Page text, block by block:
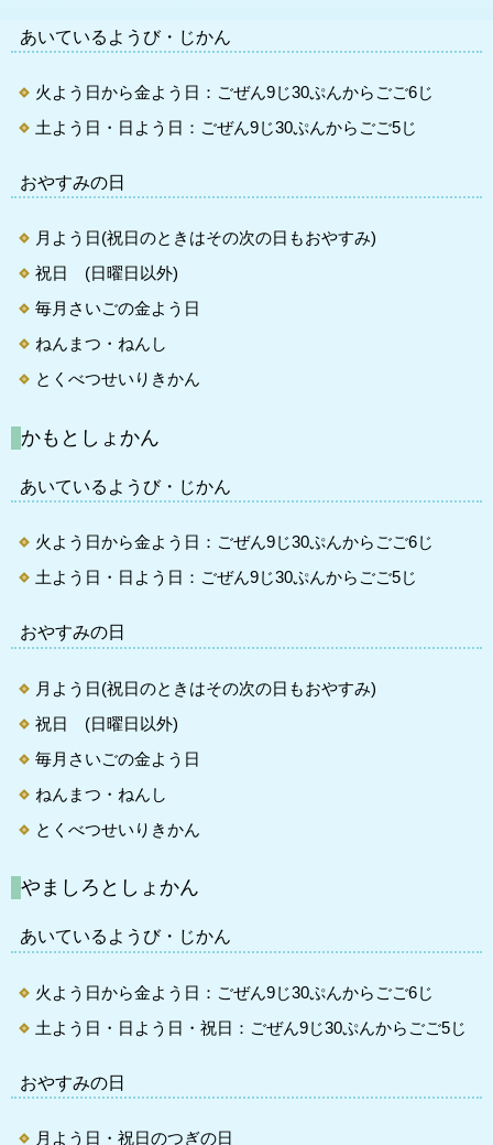
あいているようび・じかん
火よう日から金よう日：ごぜん9じ30ぷんからごご6じ
土よう日・日よう日：ごぜん9じ30ぷんからごご5じ
おやすみの日
月よう日(祝日のときはその次の日もおやすみ)
祝日 (日曜日以外)
毎月さいごの金よう日
ねんまつ・ねんし
とくべつせいりきかん
かもとしょかん
あいているようび・じかん
火よう日から金よう日：ごぜん9じ30ぷんからごご6じ
土よう日・日よう日：ごぜん9じ30ぷんからごご5じ
おやすみの日
月よう日(祝日のときはその次の日もおやすみ)
祝日 (日曜日以外)
毎月さいごの金よう日
ねんまつ・ねんし
とくべつせいりきかん
やましろとしょかん
あいているようび・じかん
火よう日から金よう日：ごぜん9じ30ぷんからごご6じ
土よう日・日よう日・祝日：ごぜん9じ30ぷんからごご5じ
おやすみの日
月よう日・祝日のつぎの日